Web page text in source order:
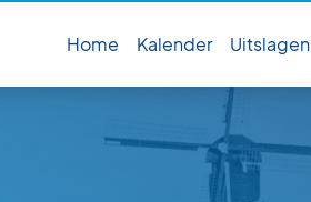
Home Kalender Uitslagen